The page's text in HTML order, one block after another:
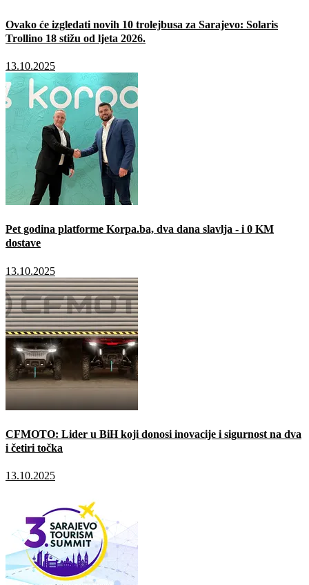
Ovako će izgledati novih 10 trolejbusa za Sarajevo: Solaris
Trollino 18 stižu od ljeta 2026.
13.10.2025
Pet godina platforme Korpa.ba, dva dana slavlja - i 0 KM
dostave
13.10.2025
CFMOTO: Lider u BiH koji donosi inovacije i sigurnost na dva
i četiri točka
13.10.2025